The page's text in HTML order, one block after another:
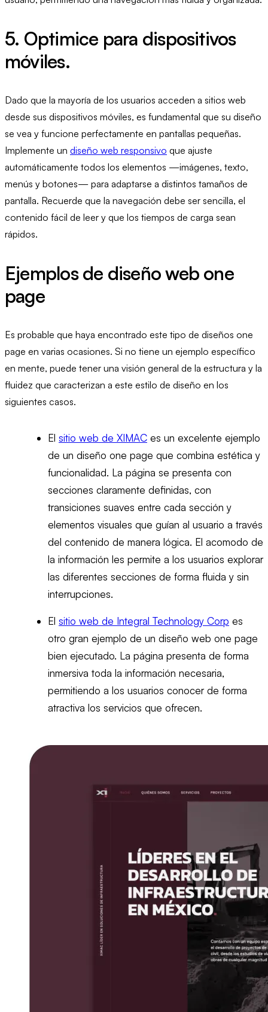
5. Optimice para dispositivos
móviles.
Dado que la mayoría de los usuarios acceden a sitios web
desde sus dispositivos móviles, es fundamental que su diseño
se vea y funcione perfectamente en pantallas pequeñas.
Implemente un diseño web responsivo que ajuste
automáticamente todos los elementos —imágenes, texto,
menús y botones— para adaptarse a distintos tamaños de
pantalla. Recuerde que la navegación debe ser sencilla, el
contenido fácil de leer y que los tiempos de carga sean
rápidos.
Ejemplos de diseño web one
page
Es probable que haya encontrado este tipo de diseños one
page en varias ocasiones. Si no tiene un ejemplo específico
en mente, puede tener una visión general de la estructura y la
fluidez que caracterizan a este estilo de diseño en los
siguientes casos.
El sitio web de XIMAC es un excelente ejemplo
de un diseño one page que combina estética y
funcionalidad. La página se presenta con
secciones claramente definidas, con
transiciones suaves entre cada sección y
elementos visuales que guían al usuario a través
del contenido de manera lógica. El acomodo de
la información les permite a los usuarios explorar
las diferentes secciones de forma fluida y sin
interrupciones.
El sitio web de Integral Technology Corp es
otro gran ejemplo de un diseño web one page
bien ejecutado. La página presenta de forma
inmersiva toda la información necesaria,
permitiendo a los usuarios conocer de forma
atractiva los servicios que ofrecen.